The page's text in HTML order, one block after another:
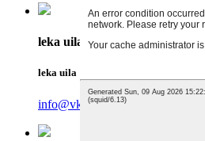
leka uila
leka uila
info@vkslighting.com